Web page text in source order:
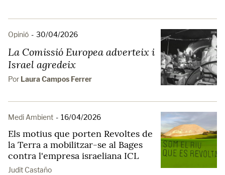
Opinió - 30/04/2026
La Comissió Europea adverteix i
Israel agredeix
Por Laura Campos Ferrer
Medi Ambient - 16/04/2026
Els motius que porten Revoltes de
la Terra a mobilitzar-se al Bages
contra l'empresa israeliana ICL
Judit Castaño